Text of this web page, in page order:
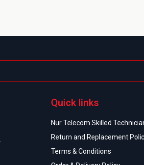
Quick links
Nur Telecom Skilled
Return and Replacement
Terms & Conditions